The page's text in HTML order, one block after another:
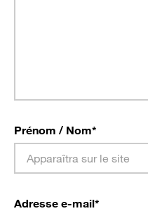
Prénom / Nom*
Adresse e-mail*